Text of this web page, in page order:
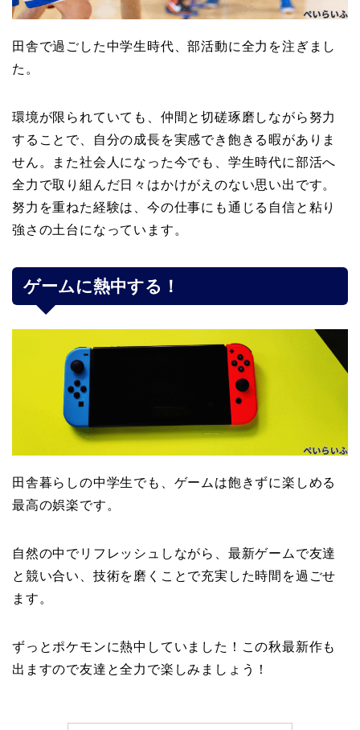
田舎で過ごした中学生時代、部活動に全力を注ぎまし
た。
環境が限られていても、仲間と切磋琢磨しながら努力
することで、自分の成長を実感でき飽きる暇がありま
せん。また社会人になった今でも、学生時代に部活へ
全力で取り組んだ日々はかけがえのない思い出です。
努力を重ねた経験は、今の仕事にも通じる自信と粘り
強さの土台になっています。
ゲームに熱中する！
田舎暮らしの中学生でも、ゲームは飽きずに楽しめる
最高の娯楽です。
自然の中でリフレッシュしながら、最新ゲームで友達
と競い合い、技術を磨くことで充実した時間を過ごせ
ます。
ずっとポケモンに熱中していました！この秋最新作も
出ますので友達と全力で楽しみましょう！